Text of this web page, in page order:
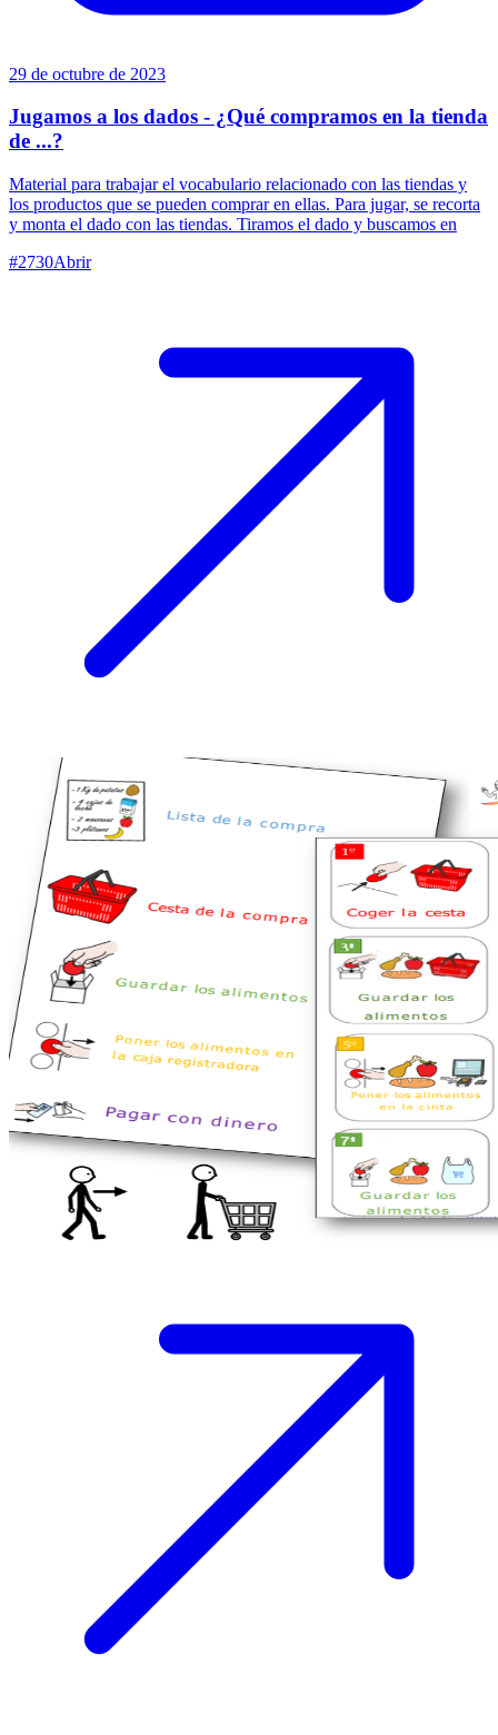
29 de octubre de 2023
Jugamos a los dados - ¿Qué compramos en la tienda
de ...?
Material para trabajar el vocabulario relacionado con las tiendas y
los productos que se pueden comprar en ellas. Para jugar, se recorta
y monta el dado con las tiendas. Tiramos el dado y buscamos en
#2730Abrir